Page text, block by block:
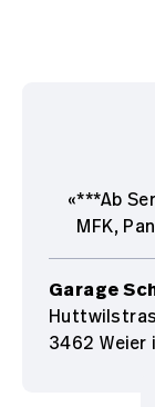
***Ab
MFK,
Garage
3462 Weier